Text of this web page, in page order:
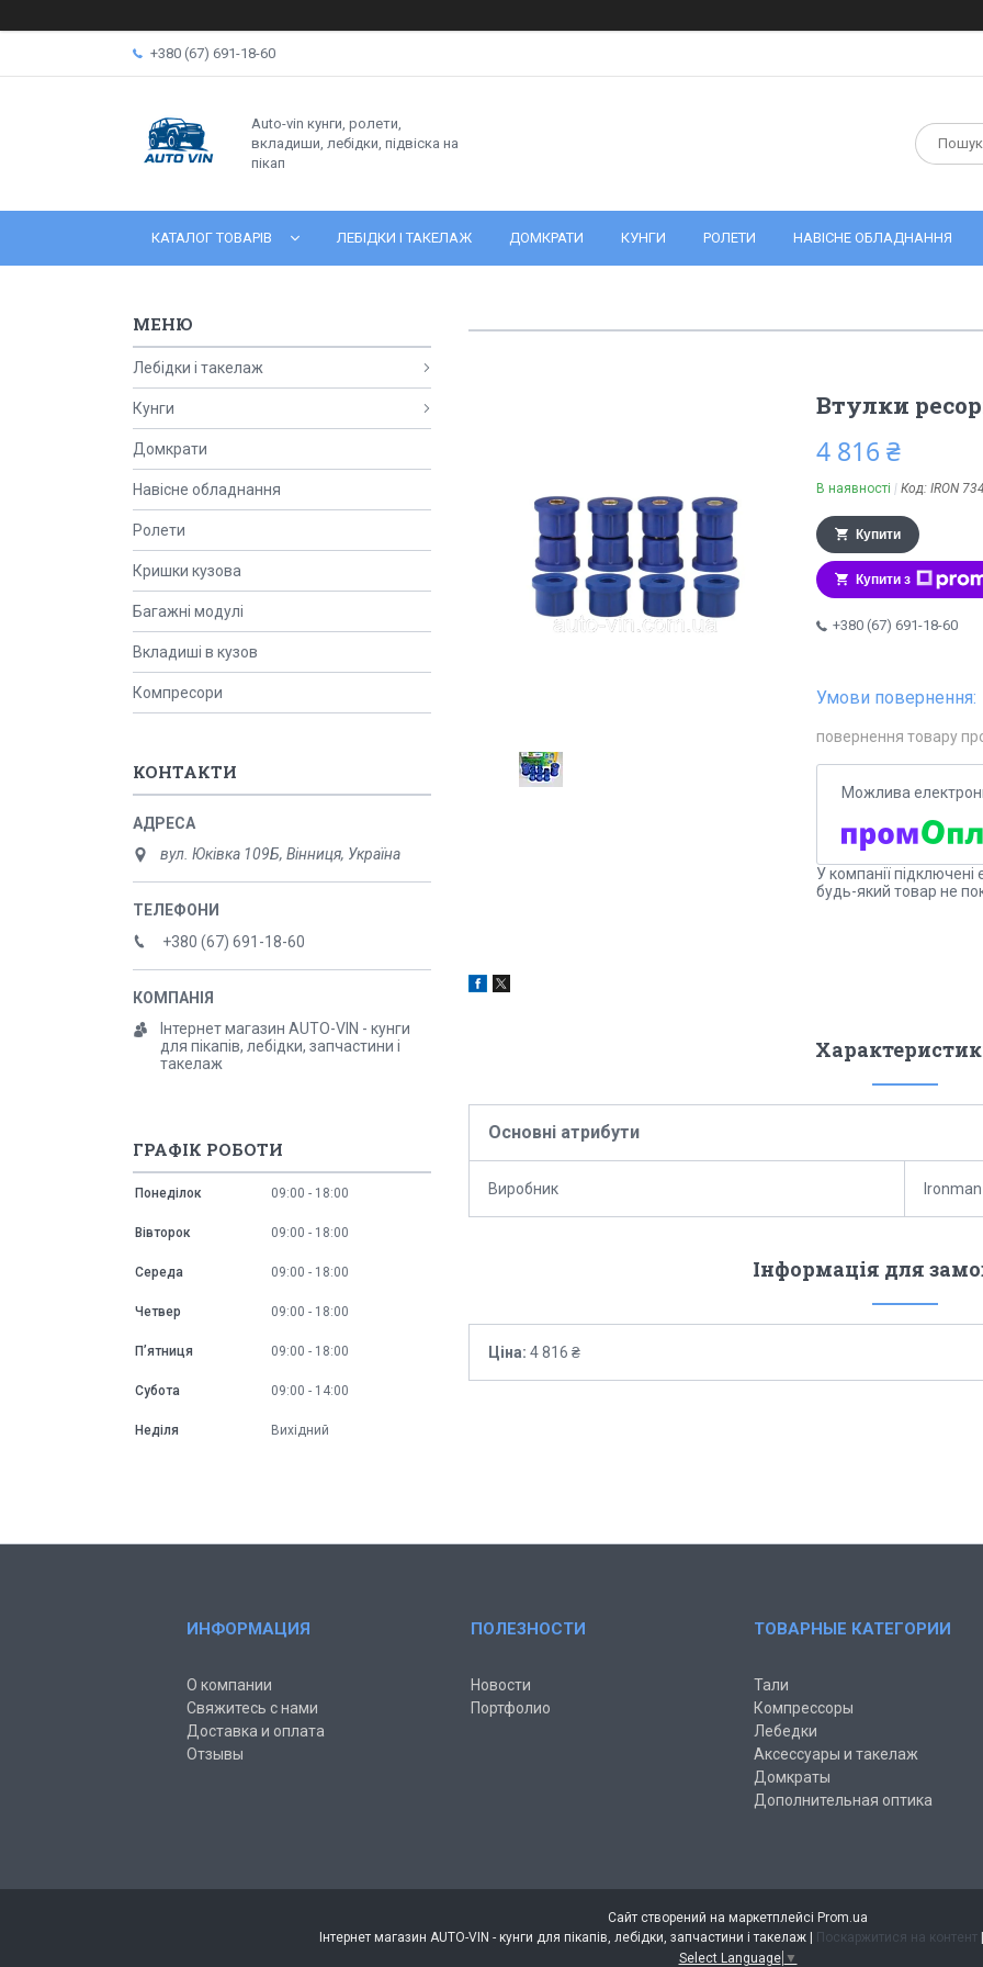
+380 (67) 691-18-60
Auto-vin кунги, ролети,
вкладиши, лебідки, підвіска на
пікап
КАТАЛОГ ТОВАРІВ ЛЕБІДКИ І ТАКЕЛАЖ ДОМКРАТИ КУНГИ РОЛЕТИ НАВІСНЕ ОБЛАДНАННЯ
Втулки
4 816 ₴
В наявності Код: IRON
Купити
Купити з
+380 (67) 691-18-60
повернення товару
У компанії
будь-який товар не
Основні атрибути
Виробник Ironman
Інформація для
Ціна: 4 816 ₴
Лебідки і такелаж
Кунги
Домкрати
Навісне обладнання
Ролети
Кришки кузова
Багажні модулі
Вкладиші в кузов
Компресори
КОНТАКТИ
вул. Юківка 109Б, Вінниця, Україна
+380 (67) 691-18-60
Інтернет магазин AUTO-VIN - кунги
для пікапів, лебідки, запчастини і
такелаж
ГРАФІК РОБОТИ
Понеділок 09:00 18:00
Вівторок 09:00 18:00
Середа 09:00 18:00
Четвер 09:00 18:00
Пʼятниця 09:00 18:00
Субота 09:00 14:00
Неділя Вихідний
ИНФОРМАЦИЯ
О компании
Свяжитесь с нами
Доставка и оплата
Отзывы
ПОЛЕЗНОСТИ
Новости
Портфолио
ТОВАРНЫЕ КАТЕГОРИИ
Тали
Компрессоры
Лебедки
Аксессуары и такелаж
Домкраты
Дополнительная оптика
Сайт створений на маркетплейсі Prom.ua
Поскаржитися на контент
Select Language ▼